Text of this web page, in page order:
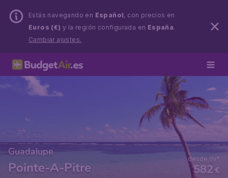
Estás navegando en Español, con precios en
Euros (€) y la región configurada en España.
Cambiar ajustes.
Guadalupe
Pointe-A-Pitre €
582
desde i/v*